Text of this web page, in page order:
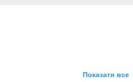
або телефонуйте на номер 096 99
Показати все